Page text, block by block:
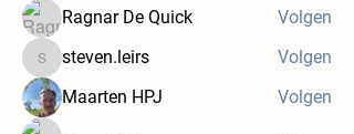
Ragnar De Quick Volgen
steven.leirs
steven.leirs
Volgen
Maarten HPJ
Volgen